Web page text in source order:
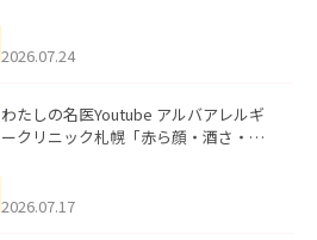
た。
2026.07.24
わたしの名医Youtube アルバアレルギ
ークリニック札幌「赤ら顔・酒さ・ニ
した。
2026.07.17